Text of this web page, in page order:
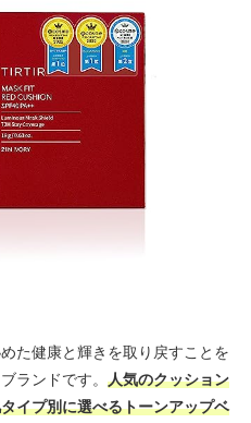
た健康と輝きを取り戻すことを
ランドです。 人気のクッション
イプ別に選べるトーンアップベ